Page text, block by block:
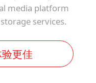
media platform
services.
更佳